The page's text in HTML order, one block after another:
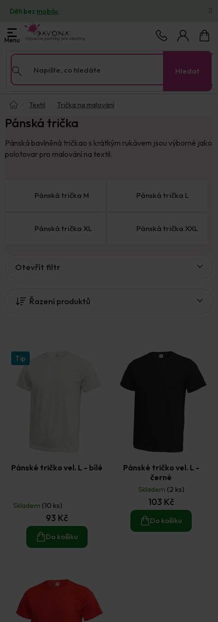
obsah
Děti bez mobilu.
Hledat
košík
Textil
Trička na malování
Pánská trička
Pánská bavlněná tričkao s krátkým rukávem jsou výborné jako
polotovar pro malování na textil.
Pánská trička M Pánská trička L
Pánská trička XL Pánská trička XXL
Řazení produktů
Otevřít filtr
Tip
Pánské tričko vel. L - bílé
hodnocení
produktu
Skladem (10 ks)
93 Kč
Do košíku
Pánské tričko vel. L -
černé
Skladem (2 ks)
103 Kč
Do košíku